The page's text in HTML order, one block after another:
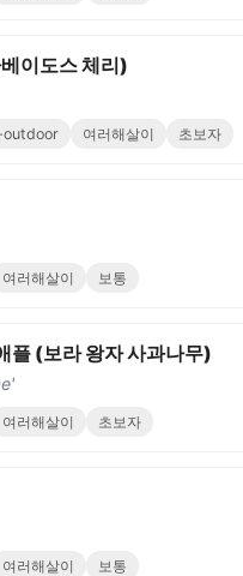
이도스 체리)
outdoor 여러해살이 초보자
여러해살이 보통
플 (보라 왕자 사과나무)
여러해살이 초보자
여러해살이 보통